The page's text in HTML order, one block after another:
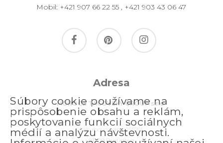
Mobil: +421 907 66 22 55 , +421 903 43 06 47
facebook pinterest instagram
Adresa
MOROCZ TACOVSKY GROUP s.r.o.
Jakubovo nám. 2557/4
811 09 Bratislava
Súbory cookie používame na
prispôsobenie obsahu a reklám,
poskytovanie funkcií sociálnych
médií a analýzu návštevnosti.